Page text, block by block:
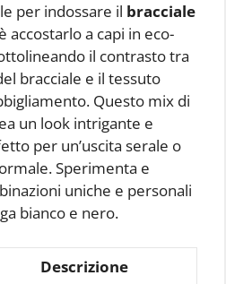
per indossare il bracciale
è accostarlo a capi in eco-
il contrasto tra
bracciale e il tessuto
Questo mix di
un look intrigante e
per un’uscita serale o
Sperimenta e
uniche e personali
bianco e nero.
Descrizione